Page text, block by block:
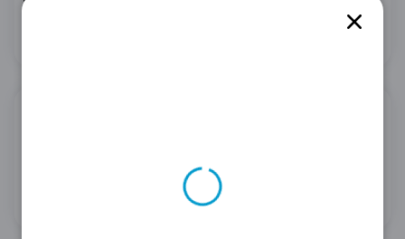
5 % Rabatt erhalten